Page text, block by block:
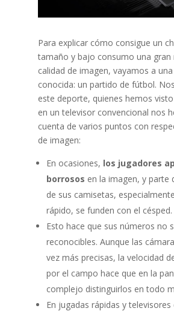
Para explicar cómo consigue un
tamaño y bajo consumo una gran
calidad de imagen, vayamos a
conocida: un partido de fútbol.
este deporte, quienes hemos
en un televisor convencional nos
cuenta de varios puntos con
de imagen:
En ocasiones, los jugadores
borrosos en la imagen, y parte
de sus camisetas,
rápido, se funden con el césped.
Esto hace que sus números no
reconocibles. Aunque las
vez más precisas, la velocidad
por el campo hace que en la
complejo distinguirlos en todo
En jugadas rápidas y